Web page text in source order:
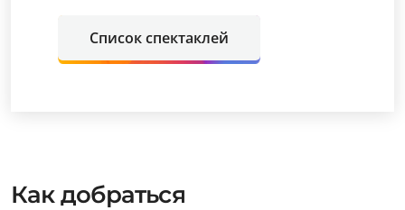
Список спектаклей
Как добраться